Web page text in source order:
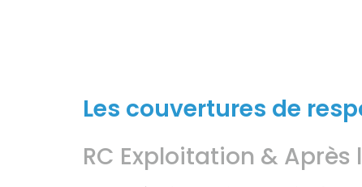
Les couvertures de
RC Exploitation &